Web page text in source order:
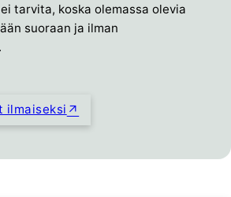
tarvita, koska olemassa olevia
suoraan ja ilman
ilmaiseksi